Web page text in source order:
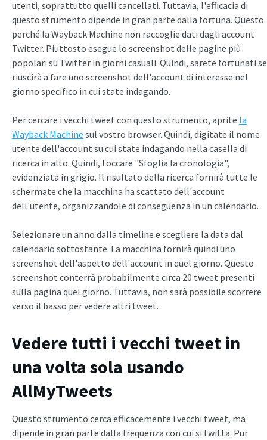
utenti, soprattutto quelli cancellati. Tuttavia, l'efficacia di
questo strumento dipende in gran parte dalla fortuna. Questo
perché la Wayback Machine non raccoglie dati dagli account
Twitter. Piuttosto esegue lo screenshot delle pagine più
popolari su Twitter in giorni casuali. Quindi, sarete fortunati se
riuscirà a fare uno screenshot dell'account di interesse nel
giorno specifico in cui state indagando.
Per cercare i vecchi tweet con questo strumento, aprite la
Wayback Machine sul vostro browser. Quindi, digitate il nome
utente dell'account su cui state indagando nella casella di
ricerca in alto. Quindi, toccare "Sfoglia la cronologia",
evidenziata in grigio. Il risultato della ricerca fornirà tutte le
schermate che la macchina ha scattato dell'account
dell'utente, organizzandole di conseguenza in un calendario.
Selezionare un anno dalla timeline e scegliere la data dal
calendario sottostante. La macchina fornirà quindi uno
screenshot dell'aspetto dell'account in quel giorno. Questo
screenshot conterrà probabilmente circa 20 tweet presenti
sulla pagina quel giorno. Tuttavia, non sarà possibile scorrere
verso il basso per vedere altri tweet.
Vedere tutti i vecchi tweet in
una volta sola usando
AllMyTweets
Questo strumento cerca efficacemente i vecchi tweet, ma
dipende in gran parte dalla frequenza con cui si twitta. Pur